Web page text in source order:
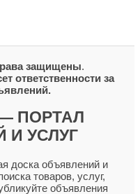
защищены.
ответственности за
ПОРТАЛ
И УСЛУГ
доска объявлений и
товаров, услуг,
объявления